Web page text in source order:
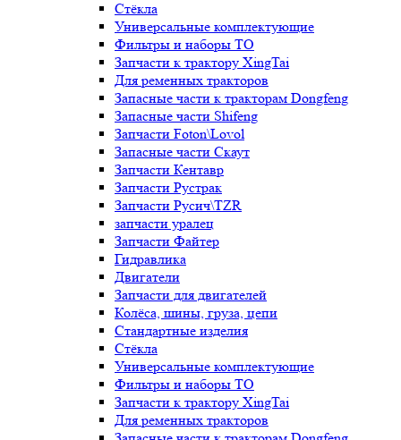
Стёкла
Универсальные комплектующие
Фильтры и наборы ТО
Запчасти к трактору XingTai
Для ременных тракторов
Запасные части к тракторам Dongfeng
Запасные части Shifeng
Запчасти Foton\Lovol
Запасные части Скаут
Запчасти Кентавр
Запчасти Рустрак
Запчасти Русич\TZR
запчасти уралец
Запчасти Файтер
Гидравлика
Двигатели
Запчасти для двигателей
Колёса, шины, груза, цепи
Стандартные изделия
Стёкла
Универсальные комплектующие
Фильтры и наборы ТО
Запчасти к трактору XingTai
Для ременных тракторов